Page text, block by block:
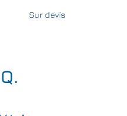
Sur devis